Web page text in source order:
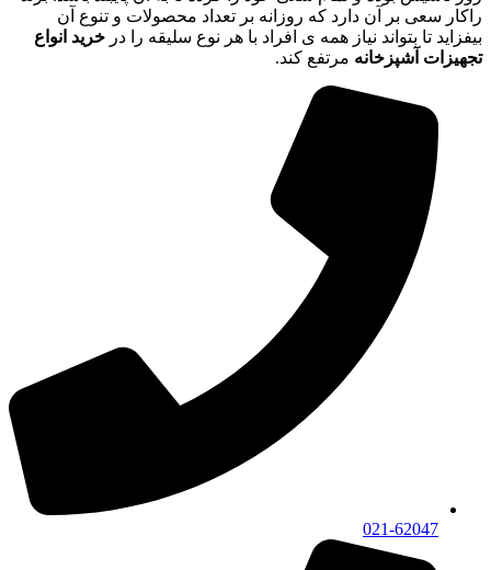
راکار سعی بر آن دارد که روزانه بر تعداد محصولات و تنوع آن
بیفزاید تا بتواند نیاز همه ی افراد با هر نوع سلیقه را در خرید انواع
تجهیزات آشپزخانه مرتفع کند.
021-62047